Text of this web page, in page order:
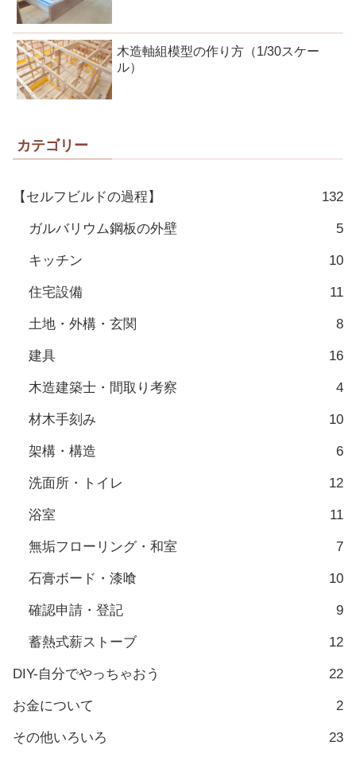
木造軸組模型の作り方（1/30スケー
ル）
カテゴリー
【セルフビルドの過程】 132
ガルバリウム鋼板の外壁 5
キッチン 10
住宅設備 11
土地・外構・玄関 8
建具 16
木造建築士・間取り考察 4
材木手刻み 10
架構・構造 6
洗面所・トイレ 12
浴室 11
無垢フローリング・和室 7
石膏ボード・漆喰 10
確認申請・登記 9
蓄熱式薪ストーブ 12
DIY-自分でやっちゃおう 22
お金について 2
その他いろいろ 23